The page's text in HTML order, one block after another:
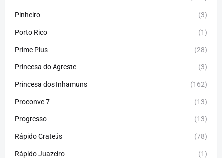
Pinheiro (3)
Porto Rico (1)
Prime Plus (28)
Princesa do Agreste (3)
Princesa dos Inhamuns (162)
Proconve 7 (13)
Progresso (13)
Rápido Crateús (78)
Rápido Juazeiro (1)